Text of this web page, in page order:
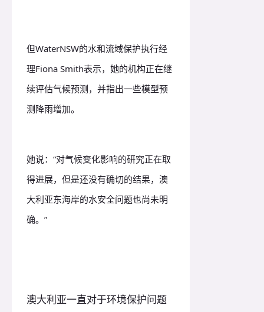
但WaterNSW的水和流域保护执行经
理Fiona Smith表示，她的机构正在继
续评估气候预测，并指出一些模型预
测降雨增加。
她说：“对气候变化影响的研究正在取
得进展，但是还没有确切的结果，澳
大利亚东海岸的水安全问题也尚未明
确。”
澳大利亚一直对于环境保护问题